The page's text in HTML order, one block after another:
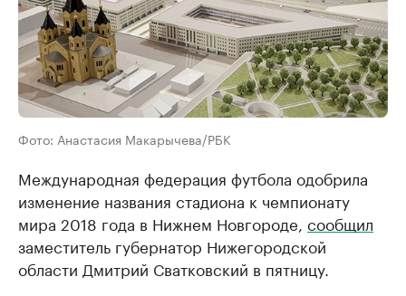
Фото: Анастасия Макарычева/РБК
Международная федерация футбола одобрила
изменение названия стадиона к чемпионату
мира 2018 года в Нижнем Новгороде, сообщил
заместитель губернатор Нижегородской
области Дмитрий Сватковский в пятницу.